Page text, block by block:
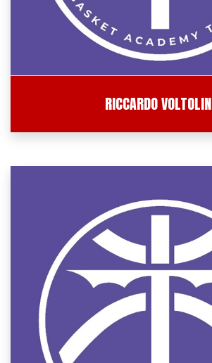
RICCARDO VOLTOLIN